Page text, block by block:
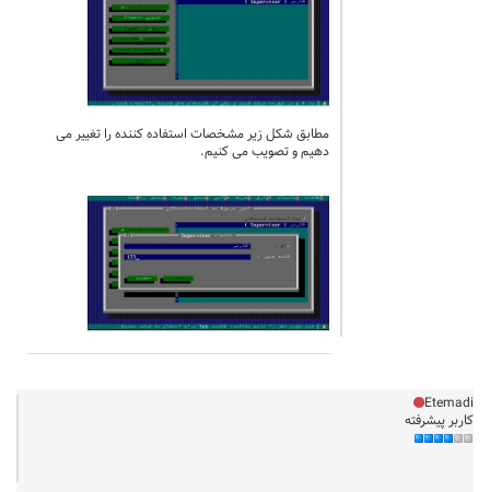
مطابق شکل زیر مشخصات استفاده کننده را تغییر می
دهیم و تصویب می کنیم.
Etemadi
کاربر پیشرفته